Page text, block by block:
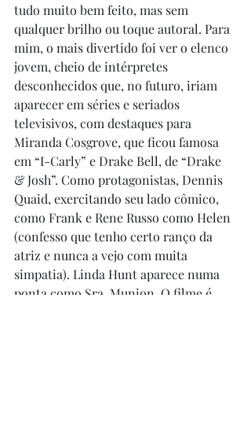
tudo muito bem feito, mas sem
qualquer brilho ou toque autoral. Para
mim, o mais divertido foi ver o elenco
jovem, cheio de intérpretes
desconhecidos que, no futuro, iriam
aparecer em séries e seriados
televisivos, com destaques para
Miranda Cosgrove, que ficou famosa
em “I-Carly” e Drake Bell, de “Drake
& Josh”. Como protagonistas, Dennis
Quaid, exercitando seu lado cômico,
como Frank e Rene Russo como Helen
(confesso que tenho certo ranço da
atriz e nunca a vejo com muita
simpatia). Linda Hunt aparece numa
ponta como Sra. Munion. O filme é